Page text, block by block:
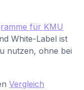
für KMU
White-Label ist
nutzen, ohne bei
Vergleich